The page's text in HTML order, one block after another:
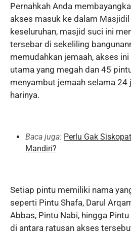
Pernahkah Anda
akses masuk ke dalam Masjidil
keseluruhan, masjid suci ini
tersebar di sekeliling
memudahkan jemaah, akses
utama yang megah dan 45
menyambut jemaah selama 24
harinya.
Baca juga: Perlu Gak
Mandiri?
Setiap pintu memiliki nama
seperti Pintu Shafa, Darul
Abbas, Pintu Nabi, hingga
di antara ratusan akses